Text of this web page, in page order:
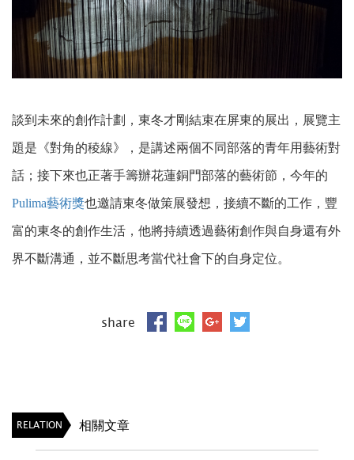
談到未來的創作計劃，東冬才剛結束在屏東的展出，展覽主
題是《對角的稜線》，是講述兩個不同部落的青年用藝術對
話；接下來也正著手籌辦花蓮銅門部落的藝術節，今年的
Pulima藝術獎也邀請東冬做策展發想，接續不斷的工作，豐
富的東冬的創作生活，他將持續透過藝術創作與自身還有外
界不斷溝通，並不斷思考當代社會下的自身定位。
share
RELATION 相關文章